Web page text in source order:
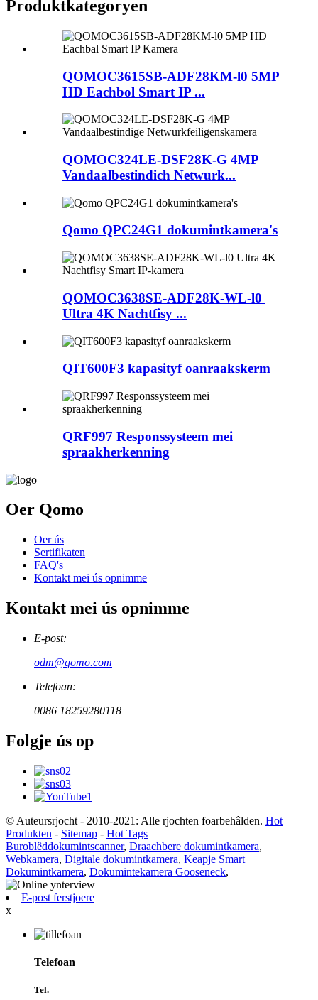
Produktkategoryen
QOMOC3615SB-ADF28KM-l0 5MP
HD Eachbol Smart IP ...
QOMOC324LE-DSF28K-G 4MP
Vandaalbestindich Netwurk...
Qomo QPC24G1 dokumintkamera's
QOMOC3638SE-ADF28K-WL-l0 ​​
Ultra 4K Nachtfisy ...
QIT600F3 kapasityf oanraakskerm
QRF997 Responssysteem mei
spraakherkenning
Oer Qomo
Oer ús
Sertifikaten
FAQ's
Kontakt mei ús opnimme
Kontakt mei ús opnimme
E-post:
odm@qomo.com
Telefoan:
0086 18259280118
Folgje ús op
© Auteursrjocht - 2010-2021: Alle rjochten foarbehâlden. Hot
Produkten - Sitemap - Hot Tags
Buroblêddokumintscanner, Draachbere dokumintkamera,
Webkamera, Digitale dokumintkamera, Keapje Smart
Dokumintkamera, Dokumintekamera Gooseneck,
E-post ferstjoere
x
Telefoan
Tel.